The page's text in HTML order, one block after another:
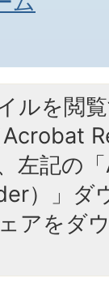
ルを閲
左記の
）」ダ
アをダ